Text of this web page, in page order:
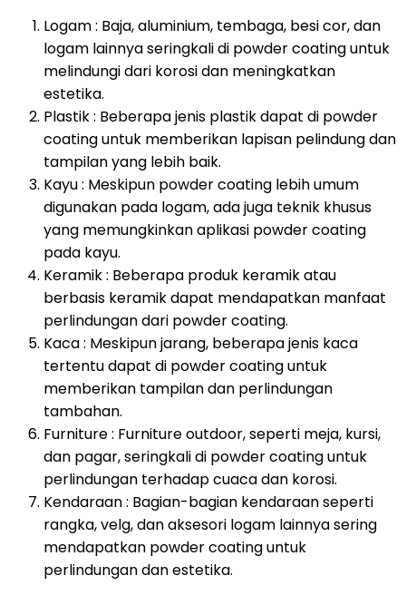
Logam : Baja, aluminium, tembaga, besi cor, dan
logam lainnya seringkali di powder coating untuk
melindungi dari korosi dan meningkatkan
estetika.
Plastik : Beberapa jenis plastik dapat di powder
coating untuk memberikan lapisan pelindung dan
tampilan yang lebih baik.
Kayu : Meskipun powder coating lebih umum
digunakan pada logam, ada juga teknik khusus
yang memungkinkan aplikasi powder coating
pada kayu.
Keramik : Beberapa produk keramik atau
berbasis keramik dapat mendapatkan manfaat
perlindungan dari powder coating.
Kaca : Meskipun jarang, beberapa jenis kaca
tertentu dapat di powder coating untuk
memberikan tampilan dan perlindungan
tambahan.
Furniture : Furniture outdoor, seperti meja, kursi,
dan pagar, seringkali di powder coating untuk
perlindungan terhadap cuaca dan korosi.
Kendaraan : Bagian-bagian kendaraan seperti
rangka, velg, dan aksesori logam lainnya sering
mendapatkan powder coating untuk
perlindungan dan estetika.